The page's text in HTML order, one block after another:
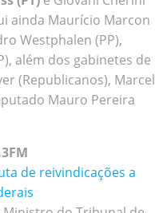
ainda Maurício Marcon
Westphalen (PP),
além dos gabinetes de
(Republicanos), Marcel
Mauro Pereira
de reivindicações a